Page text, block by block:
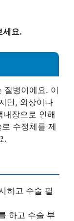
세요.
질병이에요. 이
만, 외상이나
장으로 인해
수정체를 제
.
하고 수술 필
하고 수술 부